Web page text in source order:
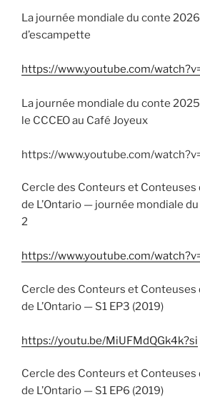
La journée mondiale du conte
d’escampette
https://www.youtube.com/
La journée mondiale du conte
le CCCEO au Café Joyeux
https://www.youtube.com/
Cercle des Conteurs et Conteuses
de L’Ontario — journée mondiale
2
https://www.youtube.com/
Cercle des Conteurs et Conteuses
de L’Ontario — S1 EP3 (2019)
https://youtu.be/MiUFMdQGk4k?si
Cercle des Conteurs et Conteuses
de L’Ontario — S1 EP6 (2019)